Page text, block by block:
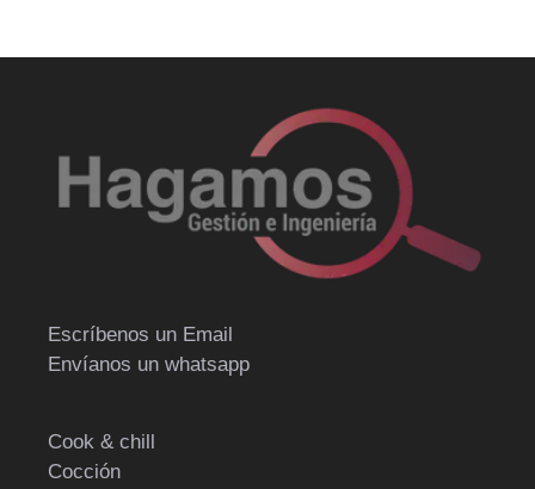
Escríbenos un Email
Envíanos un whatsapp
Cook & chill
Cocción